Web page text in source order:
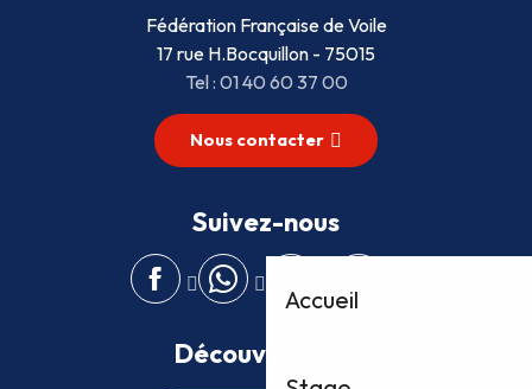
Accueil
Fédération Française de Voile
17 rue H.Bocquillon - 75015
Tel : 01 40 60 37 00
Nous contacter
Suivez-nous
Découvrez plus